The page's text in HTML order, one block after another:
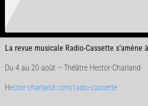
La revue musicale Radio-Cassette s’amène
Du 4 au 20 août – Théâtre Hector-Charland
Hector-charland.com/radio-cassette